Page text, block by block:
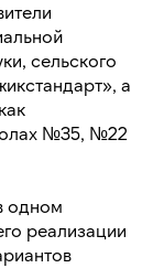
сельского
а
№35, №22
одном
реализации